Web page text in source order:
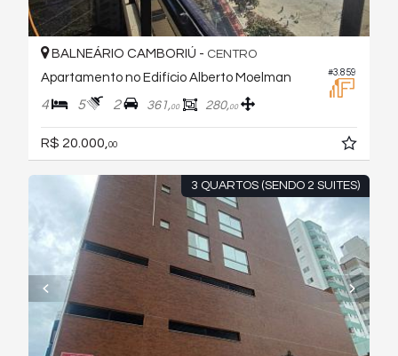
#3.859
BALNEÁRIO CAMBORIÚ - CENTRO
Apartamento no Edifício Alberto Moelman
4 5 2 361,00 280,00
R$ 20.000, 00
3 QUARTOS (SENDO 2 SUITES)